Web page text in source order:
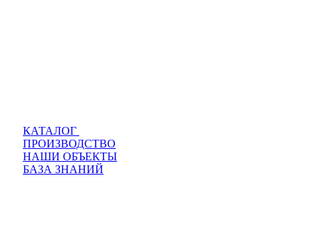
КАТАЛОГ
ПРОИЗВОДСТВО
НАШИ ОБЪЕКТЫ
БАЗА ЗНАНИЙ